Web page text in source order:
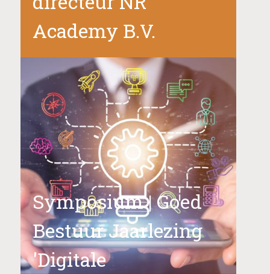
Academy B.V.
Symposium | Goed
Bestuur Jaarlezing
'Digitale